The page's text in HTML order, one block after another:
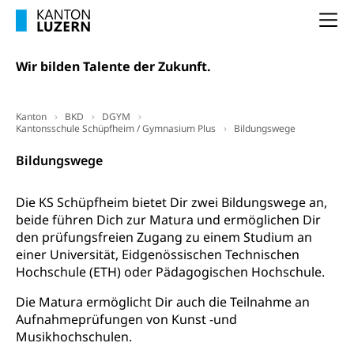
Wir bilden Talente der Zukunft.
Kanton BKD
DGYM
Kantonsschule Schüpfheim / Gymnasium Plus
Bildungswege
Bildungswege
Die KS Schüpfheim bietet Dir zwei Bildungswege an,
beide führen Dich zur Matura und ermöglichen Dir
den prüfungsfreien Zugang zu einem Studium an
einer Universität, Eidgenössischen Technischen
Hochschule (ETH) oder Pädagogischen Hochschule.
Die Matura ermöglicht Dir auch die Teilnahme an
Aufnahmeprüfungen von Kunst -und
Musikhochschulen.
Wald
Erwachsenenbildung und Weiterbildung
Nachdiplomstudium, Zusatzlehre, Höhere
Berufsbildung, Berufsmatura nach Lehre,
Studienberatung, Beratung und Unterstützung,
Berufsabschluss für Erwachsene
Bildungsgutscheine Grundkompetenzen
Bildung & Berufsabschluss für Erwachsene
Fachperson Betreuung (verkürzte
Grundbildung)
Fachperson Gesundheit (verkürzte
Grundbildung)
Allgemeinbildung für Erwachsene
Berufliche Grundbildung
Lehre, Berufsfachschule, Lehrbetrieb, Lehrvertrag,
Berufsberatung, Qualifikationsverfahren,
Berufswahl & Berufsberatung, Schnupperlehre und
Lehrstellensuche, Berufsmaturität,
Brückenangebote, Zugewanderte & Arbeitsmarkt,
Fachstelle Berufsbildung
Schulen und Berufsbildungszentren
Integrationsvorlehre INVOL Zentralschweiz
Hochschule Fachhochschule
Studium, Hochschulstudium, tertiäre Bildung